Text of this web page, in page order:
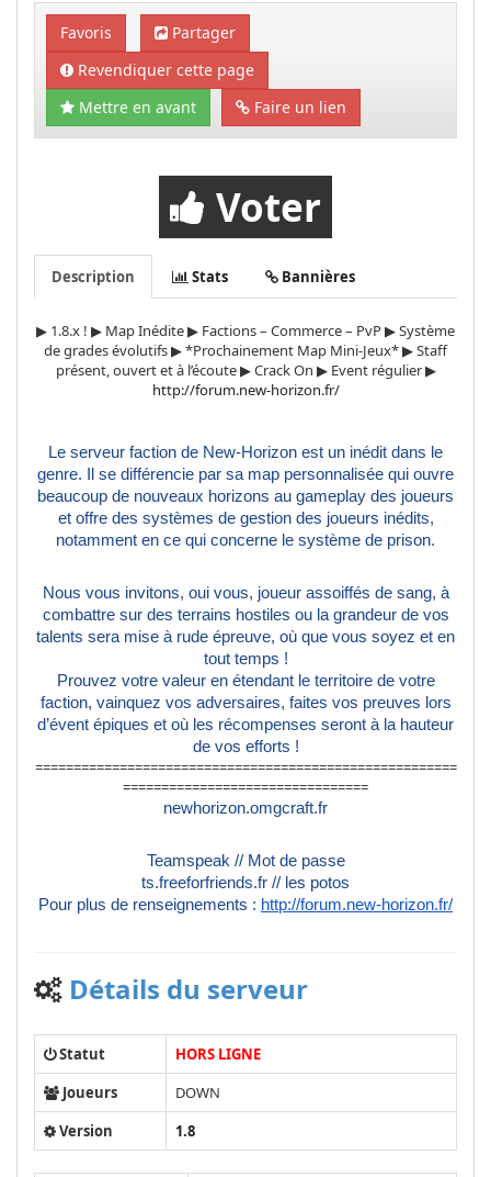
Favoris
Partager
Revendiquer cette page
Mettre en avant
Faire un lien
Voter
Description Stats Bannières
▶ 1.8.x ! ▶ Map Inédite ▶ Factions – Commerce – PvP ▶ Système
de grades évolutifs ▶ *Prochainement Map Mini-Jeux* ▶ Staff
présent, ouvert et à l’écoute ▶ Crack On ▶ Event régulier ▶
http://forum.new-horizon.fr/
Le serveur faction de New-Horizon est un inédit dans le
genre. Il se différencie par sa map personnalisée qui ouvre
beaucoup de nouveaux horizons au gameplay des joueurs
et offre des systèmes de gestion des joueurs inédits,
notamment en ce qui concerne le système de prison.
Nous vous invitons, oui vous, joueur assoiffés de sang, à
combattre sur des terrains hostiles ou la grandeur de vos
talents sera mise à rude épreuve, où que vous soyez et en
tout temps !
Prouvez votre valeur en étendant le territoire de votre
faction, vainquez vos adversaires, faites vos preuves lors
d’évent épiques et où les récompenses seront à la hauteur
de vos efforts !
=======================================================
================================
newhorizon.omgcraft.fr
Teamspeak // Mot de passe
ts.freeforfriends.fr // les potos
Pour plus de renseignements : http://forum.new-horizon.fr/
Détails du serveur
Statut
HORS LIGNE
Joueurs
DOWN
Version
1.8